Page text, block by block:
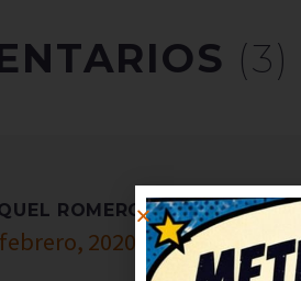
(3)
ROMERO
2020 at 9:45